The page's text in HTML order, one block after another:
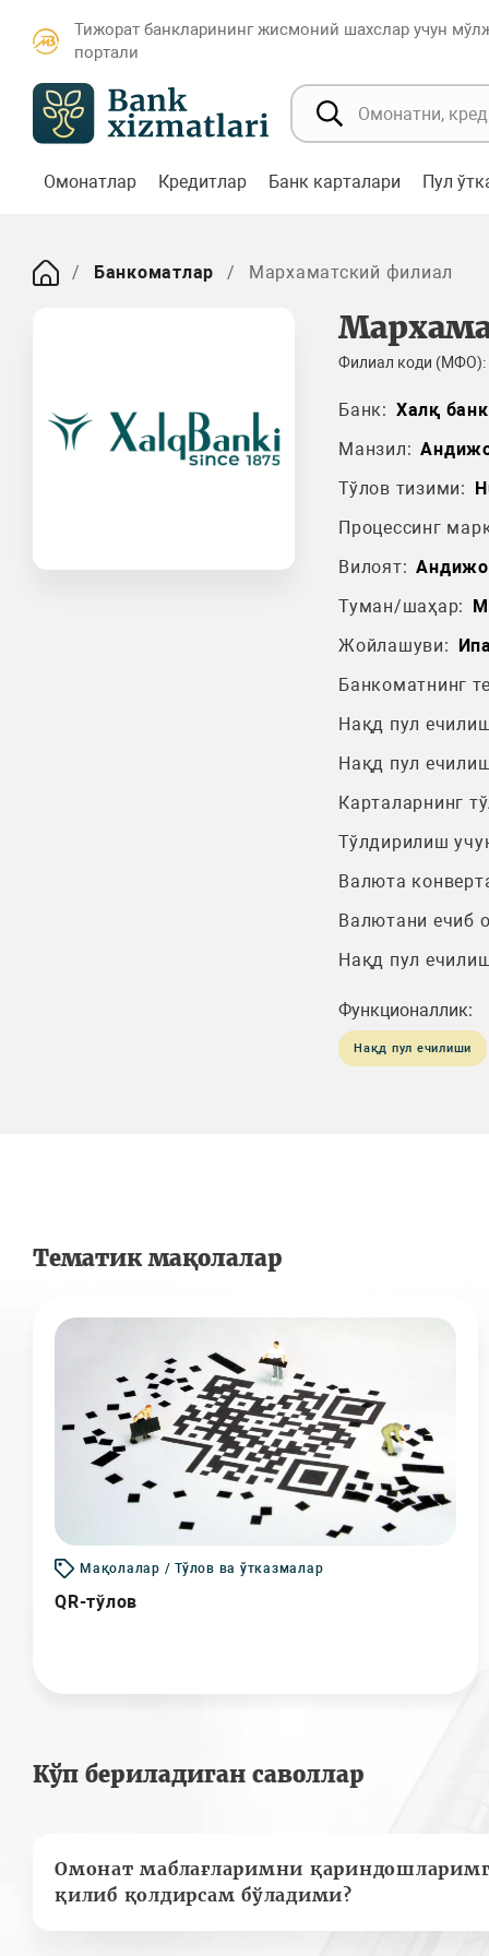
Тижорат банкларининг жисмоний шахслар учун
портали
Омонатлар Кредитлар Банк карталари Пул
Банкоматлар Мархаматский филиал
Филиал коди (МФО):
Банк: Халқ
Манзил:
Тўлов тизими:
Процессинг
Вилоят:
Туман/шаҳар:
Жойлашуви:
Банкоматнинг
Нақд пул
Нақд пул
Карталарнинг
Тўлдирилиш
Валюта
Валютани ечиб
Нақд пул
Функционаллик:
Нақд пул ечилиши
Тематик мақолалар
Мақолалар / Тўлов ва ўтказмалар
QR-тўлов
Кўп бериладиган саволлар
Омонат маблағларимни
қилиб қолдирсам бўладими?